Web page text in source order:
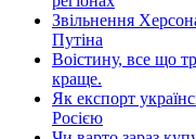
Звільнення
Путіна
Воістину, все що
краще.
Як експорт
Росією